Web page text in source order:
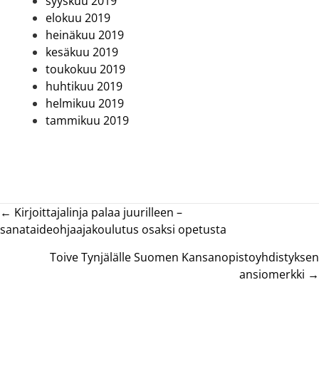
elokuu 2019
heinäkuu 2019
kesäkuu 2019
toukokuu 2019
huhtikuu 2019
helmikuu 2019
tammikuu 2019
Posts
navigation
← Kirjoittajalinja palaa juurilleen –
sanataideohjaajakoulutus osaksi opetusta
Toive Tynjälälle Suomen Kansanopistoyhdistyksen
ansiomerkki →